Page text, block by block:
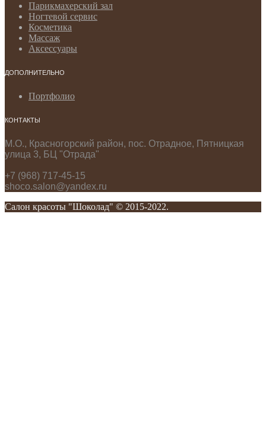
Парикмахерский зал
Ногтевой сервис
Косметика
Массаж
Аксессуары
ДОПОЛНИТЕЛЬНО
Портфолио
КОНТАКТЫ
М.О., Красногорский район, пос. Отрадное, Пятницкая
улица 3, БЦ "Отрада"
+7 (968) 717-45-15
shoco.salon@yandex.ru
Салон красоты "Шоколад" © 2015-2022.